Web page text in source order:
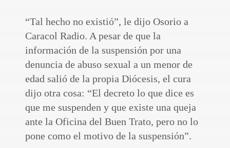
“Tal hecho no existió”, le dijo Osorio a
Caracol Radio. A pesar de que la
información de la suspensión por una
denuncia de abuso sexual a un menor de
edad salió de la propia Diócesis, el cura
dijo otra cosa: “El decreto lo que dice es
que me suspenden y que existe una queja
ante la Oficina del Buen Trato, pero no lo
pone como el motivo de la suspensión”.